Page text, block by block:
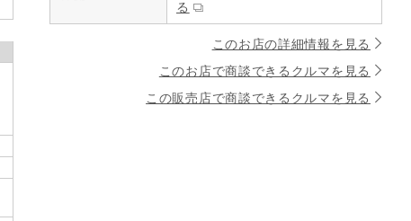
る
このお店の詳細情報を見る
このお店で商談できるクルマを見る
この販売店で商談できるクルマを見る